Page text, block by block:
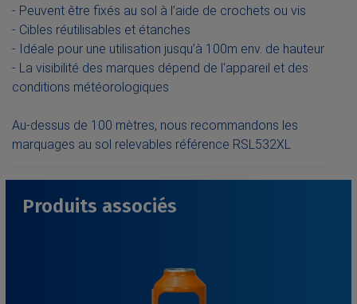
- Peuvent être fixés au sol à l’aide de crochets ou vis
- Cibles réutilisables et étanches
- Idéale pour une utilisation jusqu’à 100m env. de hauteur
- La visibilité des marques dépend de l'appareil et des
conditions météorologiques
Au-dessus de 100 mètres, nous recommandons les
marquages au sol relevables référence RSL532XL
Produits associés